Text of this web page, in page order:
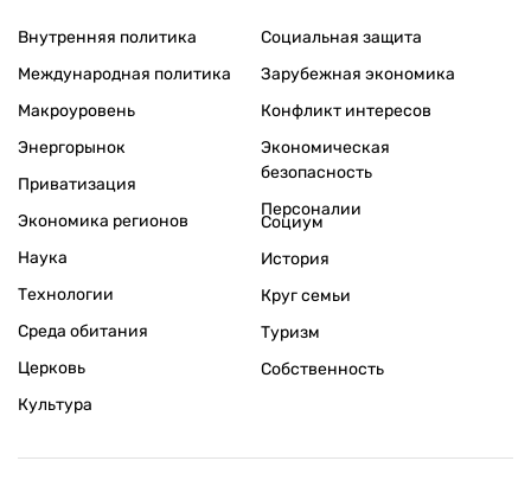
Внутренняя политика
Международная политика
Макроуровень
Энергорынок
Приватизация
Экономика регионов
Социальная защита
Зарубежная экономика
Конфликт интересов
Экономическая
безопасность
Персоналии
Наука
Технологии
Среда обитания
Церковь
Культура
Социум
История
Круг семьи
Туризм
Собственность